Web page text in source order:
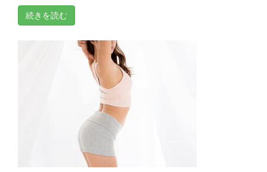
続きを読む